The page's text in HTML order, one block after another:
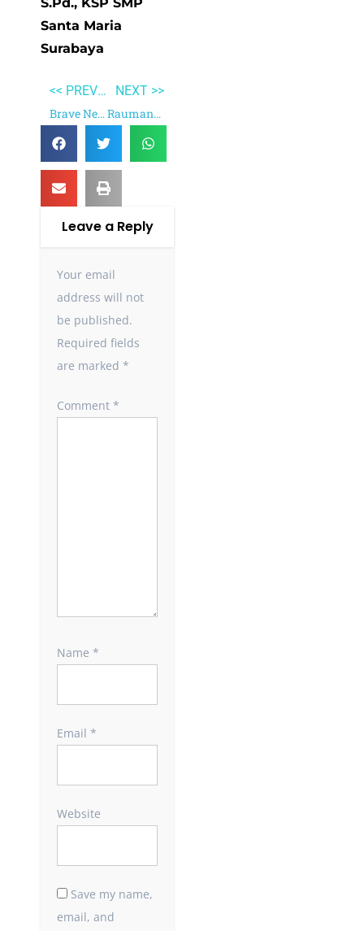
Santa Maria
Surabaya
<< PREVIOUS
Brave New World
NEXT >>
Raumanen
Leave a Reply
Your email
address will not
be published.
Required fields
are marked *
Comment *
Name *
Email *
Website
Save my name,
email, and